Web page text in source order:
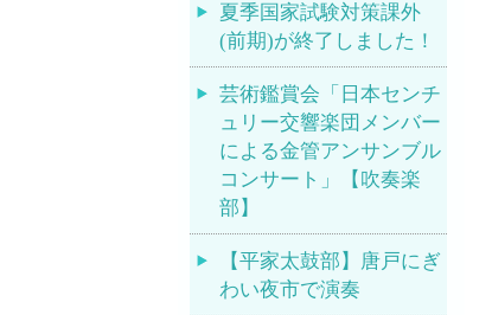
夏季国家試験対策課外
(前期)が終了しました！
芸術鑑賞会「日本センチ
ュリー交響楽団メンバー
による金管アンサンブル
コンサート」【吹奏楽
部】
【平家太鼓部】唐戸にぎ
わい夜市で演奏